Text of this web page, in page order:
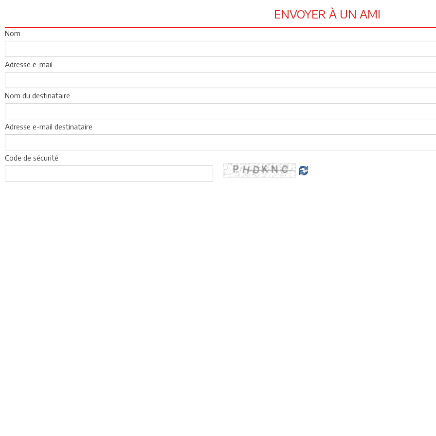
ENVOYER À UN AMI
Nom
Adresse e-mail
Nom du destinataire
Adresse e-mail destinataire
Code de sécurité